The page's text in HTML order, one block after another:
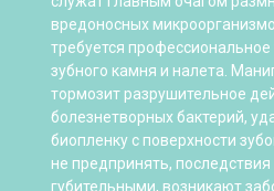
вредоносных
требуется
зубного камня и налета.
тормозит разрушительное
болезнетворных бактерий,
биопленку с поверхности
не предпринять, последствия
губительными, возникают